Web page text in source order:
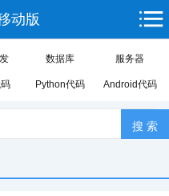
动版
数据库 服务器
Python代码 Android代码